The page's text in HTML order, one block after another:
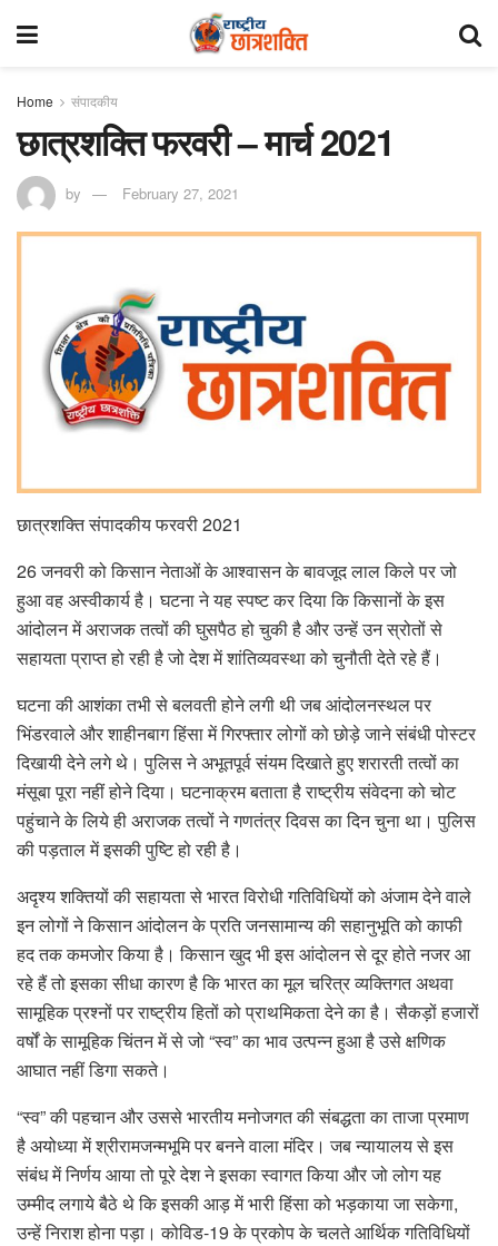
Home संपादकीय
छात्रशक्ति फरवरी – मार्च 2021
by February 27, 2021
छात्रशक्ति संपादकीय फरवरी 2021
26 जनवरी को किसान नेताओं के आश्वासन के बावजूद लाल किले पर जो
हुआ वह अस्वीकार्य है। घटना ने यह स्पष्ट कर दिया कि किसानों के इस
आंदोलन में अराजक तत्वों की घुसपैठ हो चुकी है और उन्हें उन स्रोतों से
सहायता प्राप्त हो रही है जो देश में शांतिव्यवस्था को चुनौती देते रहे हैं।
घटना की आशंका तभी से बलवती होने लगी थी जब आंदोलनस्थल पर
भिंडरवाले और शाहीनबाग हिंसा में गिरफ्तार लोगों को छोड़े जाने संबंधी पोस्टर
दिखायी देने लगे थे। पुलिस ने अभूतपूर्व संयम दिखाते हुए शरारती तत्वों का
मंसूबा पूरा नहीं होने दिया। घटनाक्रम बताता है राष्ट्रीय संवेदना को चोट
पहुंचाने के लिये ही अराजक तत्वों ने गणतंत्र दिवस का दिन चुना था। पुलिस
की पड़ताल में इसकी पुष्टि हो रही है।
अदृश्य शक्तियों की सहायता से भारत विरोधी गतिविधियों को अंजाम देने वाले
इन लोगों ने किसान आंदोलन के प्रति जनसामान्य की सहानुभूति को काफी
हद तक कमजोर किया है। किसान खुद भी इस आंदोलन से दूर होते नजर आ
रहे हैं तो इसका सीधा कारण है कि भारत का मूल चरित्र व्यक्तिगत अथवा
सामूहिक प्रश्नों पर राष्ट्रीय हितों को प्राथमिकता देने का है। सैकड़ों हजारों
वर्षों के सामूहिक चिंतन में से जो “स्व” का भाव उत्पन्न हुआ है उसे क्षणिक
आघात नहीं डिगा सकते।
“स्व” की पहचान और उससे भारतीय मनोजगत की संबद्धता का ताजा प्रमाण
है अयोध्या में श्रीरामजन्मभूमि पर बनने वाला मंदिर। जब न्यायालय से इस
संबंध में निर्णय आया तो पूरे देश ने इसका स्वागत किया और जो लोग यह
उम्मीद लगाये बैठे थे कि इसकी आड़ में भारी हिंसा को भड़काया जा सकेगा,
उन्हें निराश होना पड़ा। कोविड-19 के प्रकोप के चलते आर्थिक गतिविधियों